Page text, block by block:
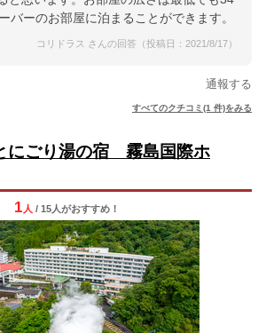
バーのお部屋に泊まることができます。
コリドラス さんの回答（投稿日：2021/8/17）
通報する
すべてのクチコミ(1 件)をみる
にごり湯の宿 霧島国際ホ
1 人 / 15人がおすすめ！